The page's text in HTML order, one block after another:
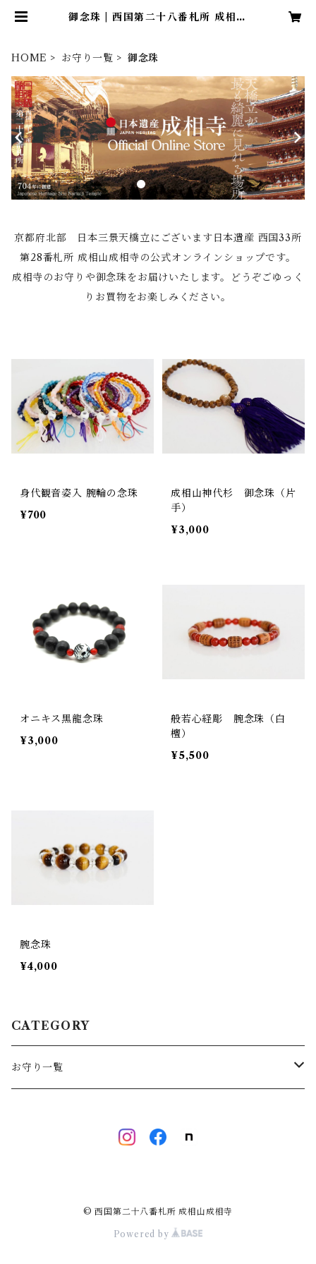
御念珠 | 西国第二十八番札所 成相山
HOME お守り一覧 御念珠
京都府北部 日本三景天橋立にございます日本遺産 西国33所
第28番札所 成相山成相寺の公式オンラインショップです。
成相寺のお守りや御念珠をお届けいたします。どうぞごゆっく
りお買物をお楽しみください。
身代観音姿入 腕輪の念珠
¥700
成相山神代杉 御念珠（片
手）
¥3,000
オニキス黒龍念珠
¥3,000
般若心経彫 腕念珠（白
檀）
¥5,500
腕念珠
¥4,000
CATEGORY
お守り一覧
© 西国第二十八番札所 成相山成相寺
Powered by